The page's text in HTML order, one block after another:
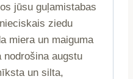
jūsu guļamistabas
ziedu
miera un maiguma
augstu
un silta,